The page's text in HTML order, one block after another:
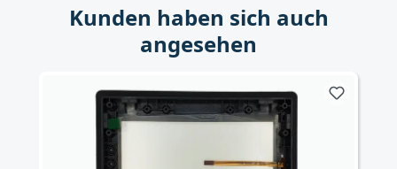
Kunden haben sich auch
angesehen